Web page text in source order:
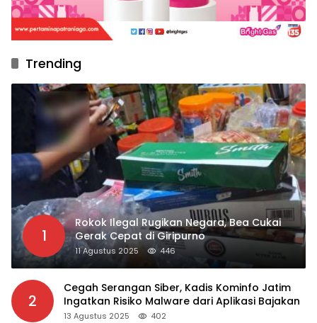
Trending
1
Rokok Ilegal Rugikan Negara, Bea Cukai
Gerak Cepat di Giripurno
11 Agustus 2025 446
2
Cegah Serangan Siber, Kadis Kominfo Jatim
Ingatkan Risiko Malware dari Aplikasi Bajakan
13 Agustus 2025 402